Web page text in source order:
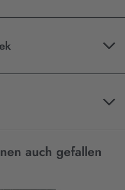
auch gefallen